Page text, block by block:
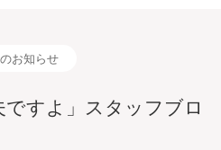
お知らせ
ですよ」スタッフブロ